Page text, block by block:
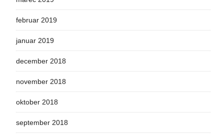
februar 2019
januar 2019
december 2018
november 2018
oktober 2018
september 2018